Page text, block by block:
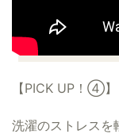
【PICK UP！④】
洗濯のストレスを